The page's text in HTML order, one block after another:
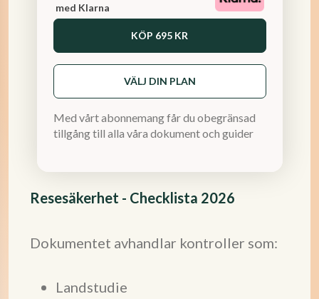
Resesäkerhet - Checklista 2026
Dokumentet avhandlar kontroller som:
Landstudie
med Klarna
KÖP 695 KR
VÄLJ DIN PLAN
Med vårt abonnemang får du obegränsad
tillgång till alla våra dokument och guider